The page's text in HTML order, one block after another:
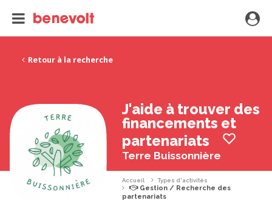
Retour à la recherche
J'aide à trouver des
financements et
partenariats
Terre Buissonnière
Accueil Types d'activités
Gestion / Recherche des
partenariats